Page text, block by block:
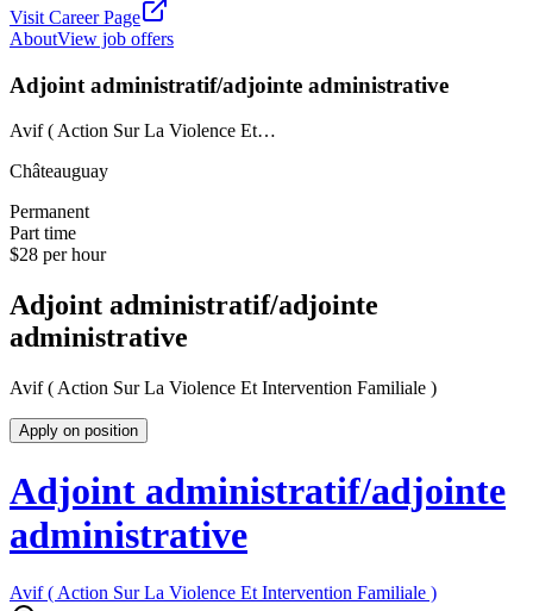
Visit Career Page
AboutView job offers
Adjoint administratif/adjointe administrative
Avif ( Action Sur La Violence Et…
Châteauguay
Permanent
Part time
$28 per hour
Adjoint administratif/adjointe
administrative
Avif ( Action Sur La Violence Et Intervention Familiale )
Apply on position
Adjoint administratif/adjointe
administrative
Avif ( Action Sur La Violence Et Intervention Familiale )